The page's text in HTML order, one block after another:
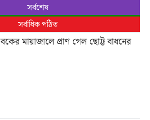
সর্বশেষ
সর্বাধিক পঠিত
বকের মায়াজালে প্রাণ গেল ছোট্ট বাধনের